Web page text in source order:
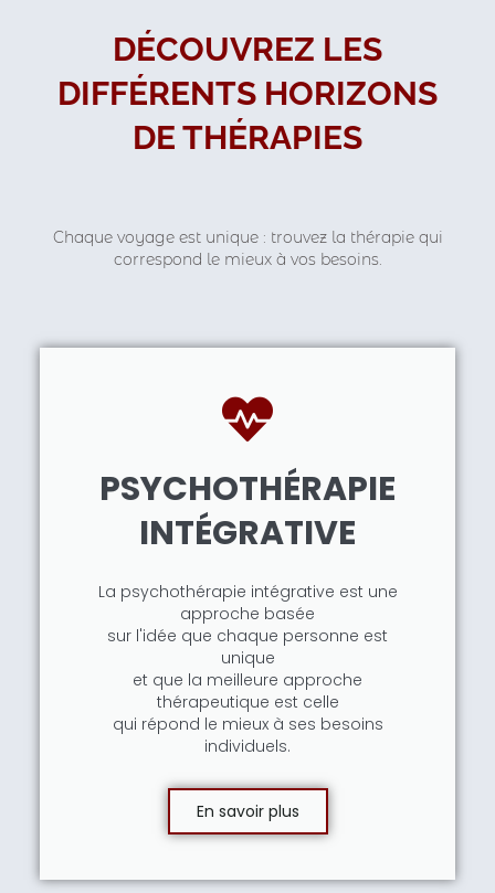
DÉCOUVREZ LES
DIFFÉRENTS HORIZONS
DE THÉRAPIES
Chaque voyage est unique : trouvez la thérapie qui
correspond le mieux à vos besoins.
PSYCHOTHÉRAPIE
INTÉGRATIVE
La psychothérapie intégrative est une
approche basée
sur l'idée que chaque personne est
unique
et que la meilleure approche
thérapeutique est celle
qui répond le mieux à ses besoins
individuels.
En savoir plus